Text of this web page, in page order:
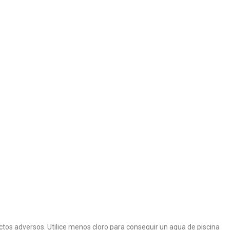
adversos. Utilice menos cloro para conseguir un agua de piscina